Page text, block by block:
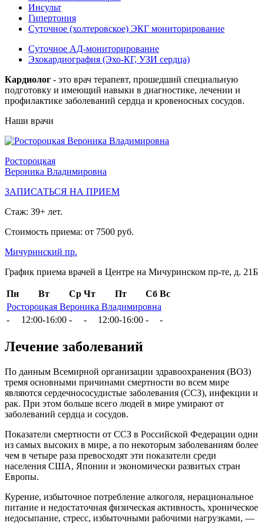
Инсульт
Гипертония
Суточное (холтеровское) ЭКГ мониторирование
Суточное АД-мониторирование
Эхокардиография (Эхо-КГ, УЗИ сердца)
Кардиолог - это врач терапевт, прошедший специальную
подготовку и имеющий навыки в диагностике, лечении и
профилактике заболеваний сердца и кровеносных сосудов.
Наши врачи
Ростороцкая
Вероника Владимировна
ЗАПИСАТЬСЯ НА ПРИЕМ
Стаж: 39+ лет.
Стоимость приема: от 7500 руб.
Мичуринский пр.
График приема врачей в Центре на Мичуринском пр-те, д. 21Б
Пн Вт Ср Чт Пт Сб Вс
Ростороцкая Вероника Владимировна
-
12:00-16:00 - - 12:00-16:00 - -
Лечение заболеваний
По данным Всемирной организации здравоохранения (ВОЗ)
тремя основными причинами смертности во всем мире
являются сердечнососудистые заболевания (ССЗ), инфекции и
рак. При этом больше всего людей в мире умирают от
заболеваний сердца и сосудов.
Показатели смертности от ССЗ в Российской Федерации одни
из самых высоких в мире, а по некоторым заболеваниям более
чем в четыре раза превосходят эти показатели среди
населения США, Японии и экономически развитых стран
Европы.
Курение, избыточное потребление алкоголя, нерациональное
питание и недостаточная физическая активность, хроническое
недосыпание, стресс, избыточными рабочими нагрузками, —